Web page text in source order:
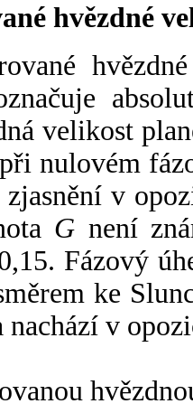
hvězdné
velikost
nulovém
v
G není
Fázový
ke
nachází v